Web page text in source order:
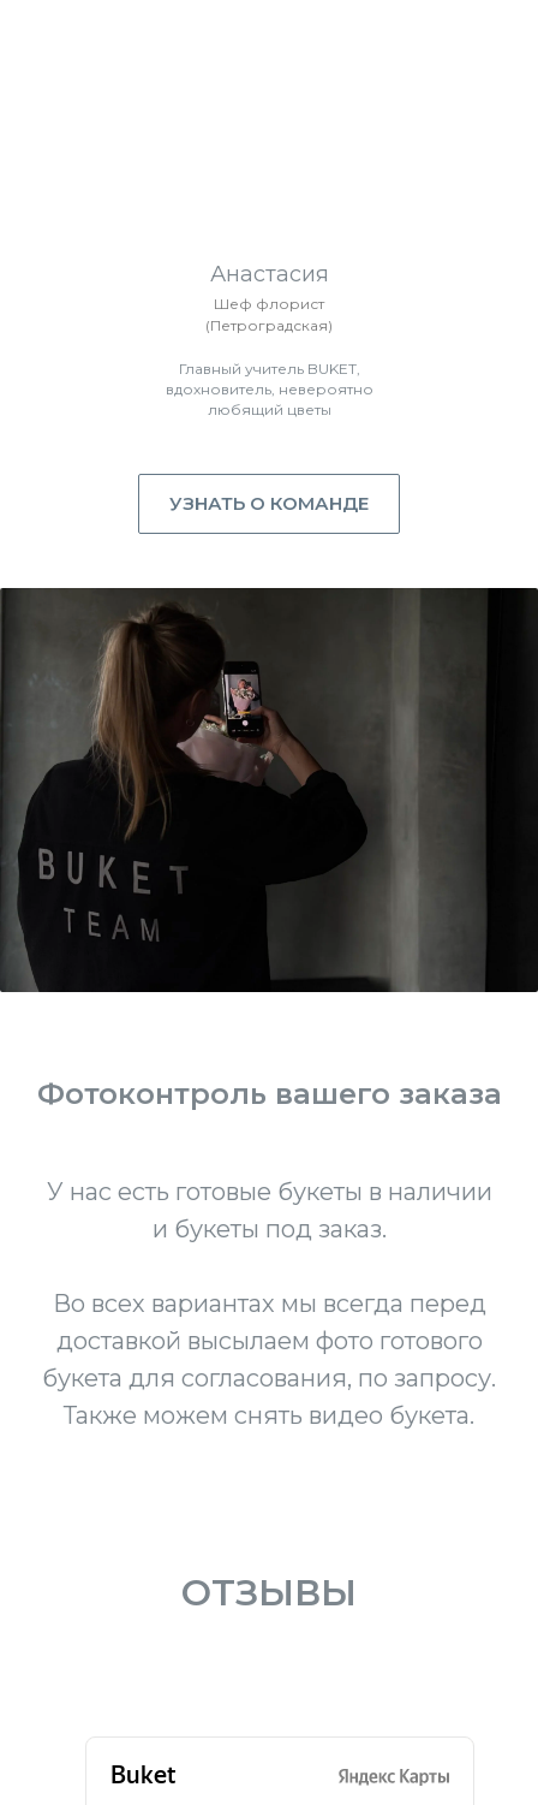
Анастасия
Шеф флорист
(Петроградская)
Главный учитель BUKET,
вдохновитель, невероятно
любящий цветы
УЗНАТЬ О КОМАНДЕ
Фотоконтроль вашего заказа
У нас есть готовые букеты в наличии
и букеты под заказ.
Во всех вариантах мы всегда перед
доставкой высылаем фото готового
букета для согласования, по запросу.
Также можем снять видео букета.
ОТЗЫВЫ